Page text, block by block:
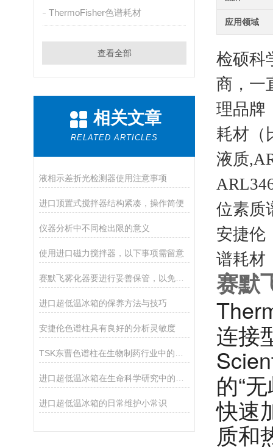
ThermoFisher色谱耗材
查看全部
相关文章
RELATED ARTICLES
液相示差折光检测器使用注意事项
进口顶置式搅拌器结构紧凑，操作简便
仪器分析中不同检出限的意义
使用进口磁力搅拌器，以下事项需留意
赛默飞雾化器要进行妥善保管，以免产品遭到破坏
进口超低温冰箱的保养方法与技巧
安捷伦色谱柱具有良好的分析灵敏度
进口超低温冰箱的日常维护小常识
应用领域
检硕科
商，一
理品牌
耗材（
液质
位素质
安捷伦
谱耗材
赛默
连接
的“
快速
质和